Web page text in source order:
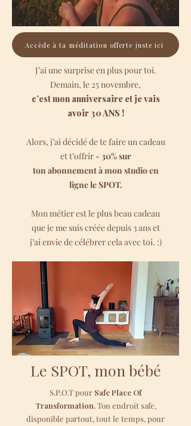
Accède à ta méditation offerte juste ici
J’ai une surprise en plus pour toi.
Demain, le 25 novembre,
c’est mon anniversaire et je vais
avoir 30 ANS !
Alors, j’ai décidé de te faire un cadeau
et t’offrir - 30% sur
ton abonnement à mon studio en
ligne le SPOT.
Mon métier est le plus beau cadeau
que je me suis créée depuis 3 ans et
j’ai envie de célébrer cela avec toi. :)
Le SPOT, mon bébé
S.P.O.T pour Safe Place Of
Transformation.Ton endroit safe,
disponible partout, tout le temps, pour